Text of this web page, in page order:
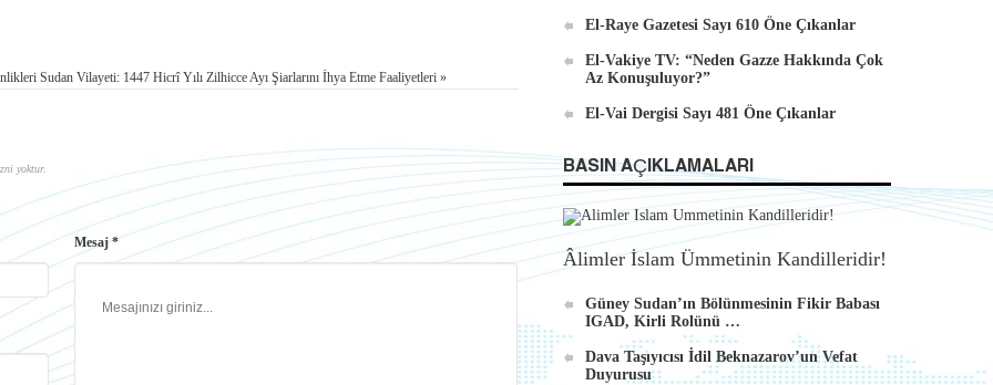
Sudan Vilayeti: 1447 Hicrî Yılı Zilhicce Ayı Şiarlarını İhya Etme Faaliyetleri »
yoktur.
Mesaj *
El-Raye Gazetesi Sayı 610 Öne Çıkanlar
El-Vakiye TV: “Neden Gazze Hakkında Çok
Az Konuşuluyor?”
El-Vai Dergisi Sayı 481 Öne Çıkanlar
BASIN AÇIKLAMALARI
Âlimler İslam Ümmetinin Kandilleridir!
Güney Sudan’ın Bölünmesinin Fikir Babası
IGAD, Kirli Rolünü …
Dava Taşıyıcısı İdil Beknazarov’un Vefat
Duyurusu